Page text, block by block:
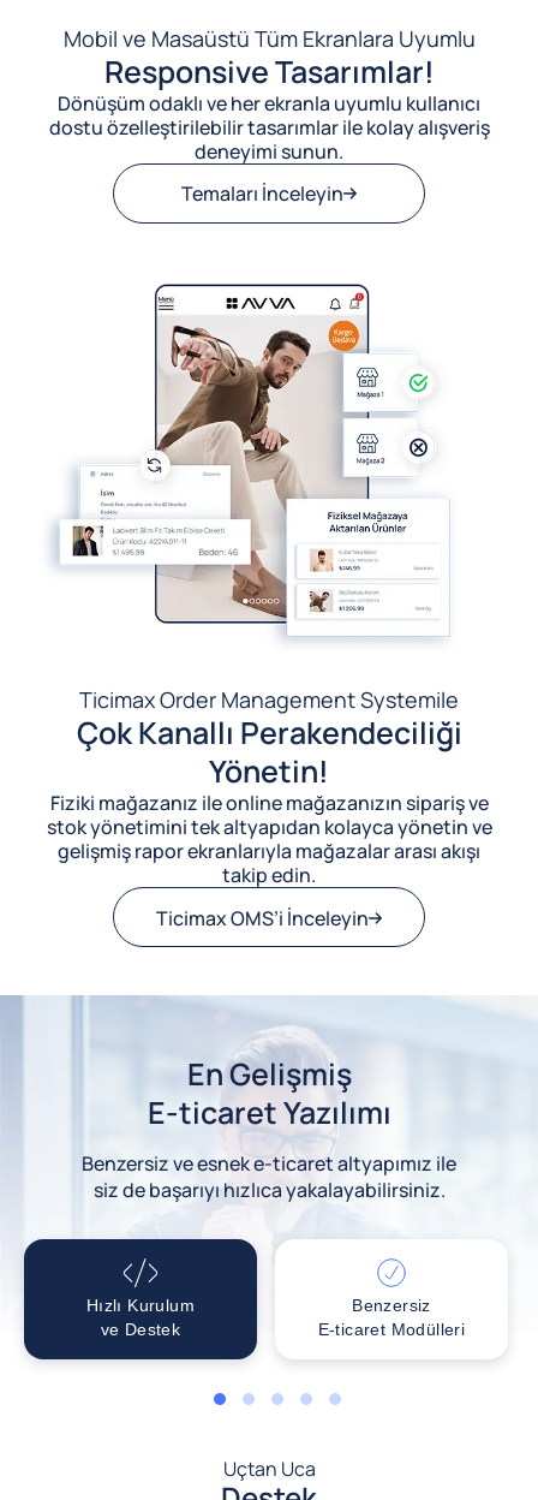
Mobil ve Masaüstü Tüm Ekranlara Uyumlu
Responsive Tasarımlar!
Dönüşüm odaklı ve her ekranla uyumlu kullanıcı
dostu özelleştirilebilir tasarımlar ile kolay alışveriş
deneyimi sunun.
Temaları İnceleyin
Ticimax Order Management Systemile
Çok Kanallı Perakendeciliği
Yönetin!
Fiziki mağazanız ile online mağazanızın sipariş ve
stok yönetimini tek altyapıdan kolayca yönetin ve
gelişmiş rapor ekranlarıyla mağazalar arası akışı
takip edin.
Ticimax OMS’i İnceleyin
En Gelişmiş
E-ticaret Yazılımı
Benzersiz ve esnek e-ticaret altyapımız ile
siz de başarıyı hızlıca yakalayabilirsiniz.
Hızlı Kurulum
ve Destek
Benzersiz
E-ticaret Modülleri
1 2 3 4 5
Uçtan Uca